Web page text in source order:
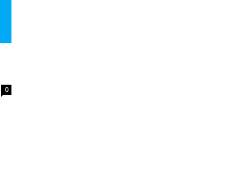
0